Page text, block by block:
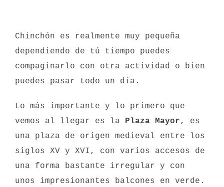
Chinchón es realmente muy pequeña
dependiendo de tú tiempo puedes
compaginarlo con otra actividad o bien
puedes pasar todo un día.
Lo más importante y lo primero que
vemos al llegar es la Plaza Mayor, es
una plaza de origen medieval entre los
siglos XV y XVI, con varios accesos de
una forma bastante irregular y con
unos impresionantes balcones en verde.